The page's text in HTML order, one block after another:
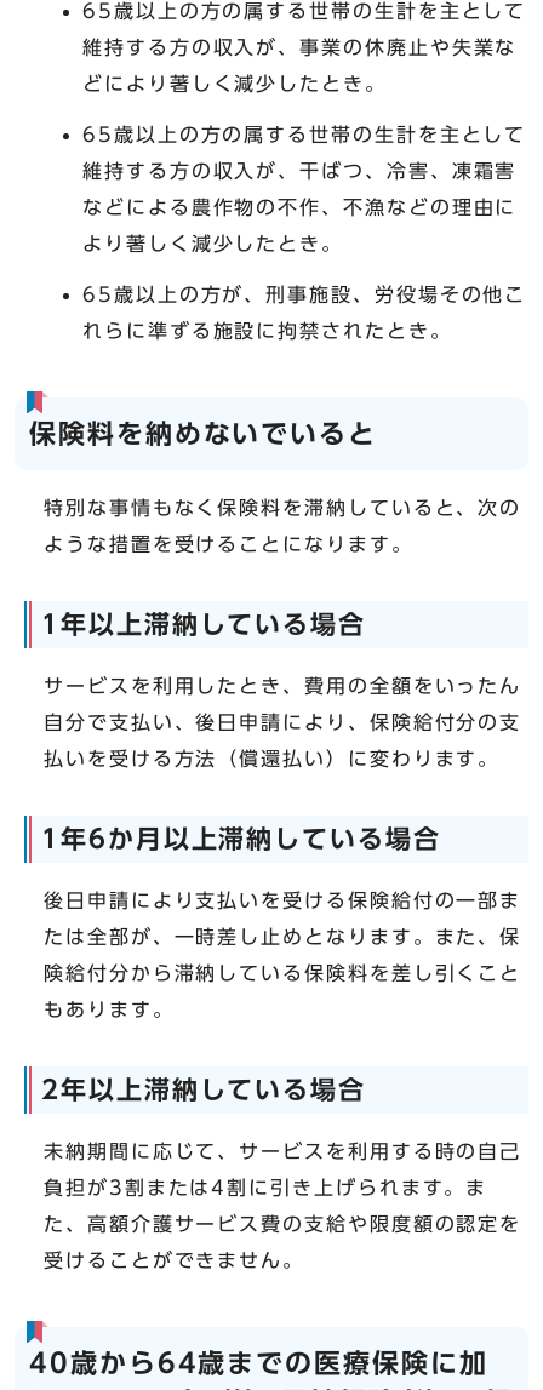
65歳以上の方の属する世帯の生計を主として
維持する方の収入が、事業の休廃止や失業な
どにより著しく減少したとき。
65歳以上の方の属する世帯の生計を主として
維持する方の収入が、干ばつ、冷害、凍霜害
などによる農作物の不作、不漁などの理由に
より著しく減少したとき。
65歳以上の方が、刑事施設、労役場その他こ
れらに準ずる施設に拘禁されたとき。
保険料を納めないでいると
特別な事情もなく保険料を滞納していると、次の
ような措置を受けることになります。
1年以上滞納している場合
サービスを利用したとき、費用の全額をいったん
自分で支払い、後日申請により、保険給付分の支
払いを受ける方法（償還払い）に変わります。
1年6か月以上滞納している場合
後日申請により支払いを受ける保険給付の一部ま
たは全部が、一時差し止めとなります。また、保
険給付分から滞納している保険料を差し引くこと
もあります。
2年以上滞納している場合
未納期間に応じて、サービスを利用する時の自己
負担が3割または4割に引き上げられます。ま
た、高額介護サービス費の支給や限度額の認定を
受けることができません。
40歳から64歳までの医療保険に加